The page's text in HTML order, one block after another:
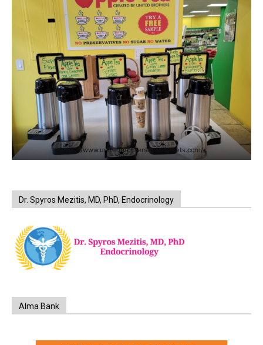
https://www.unitedbrothersfruitmarkets.com/
Dr. Spyros Mezitis, MD, PhD, Endocrinology
Alma Bank